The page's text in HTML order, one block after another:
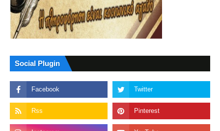
Social Plugin